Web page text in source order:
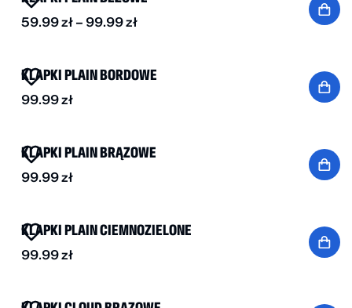
59.99zł – 99.99zł
KLAPKI PLAIN BORDOWE
99.99zł
KLAPKI PLAIN BRĄZOWE
99.99zł
KLAPKI PLAIN CIEMNOZIELONE
99.99zł